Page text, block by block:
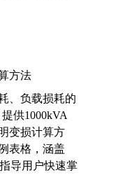
方法
、负载损耗的
供1000kVA
变损计算方
表格，涵盖
导用户快速掌